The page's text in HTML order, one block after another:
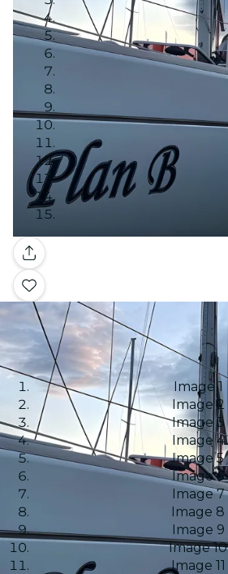
Galería
Image 1
Image 2
Image 3
Image 4
Image 5
Image 6
Image 7
Image 8
Image 9
Image 10
Image 11